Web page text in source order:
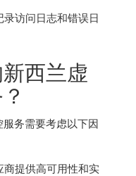
访问日志和错误日
西兰虚
务需要考虑以下因
商提供高可用性和实